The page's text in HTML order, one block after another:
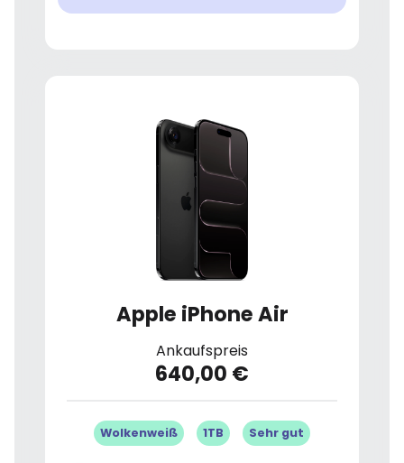
Apple iPhone Air
Ankaufspreis
640,00 €
Wolkenweiß 1TB Sehr gut